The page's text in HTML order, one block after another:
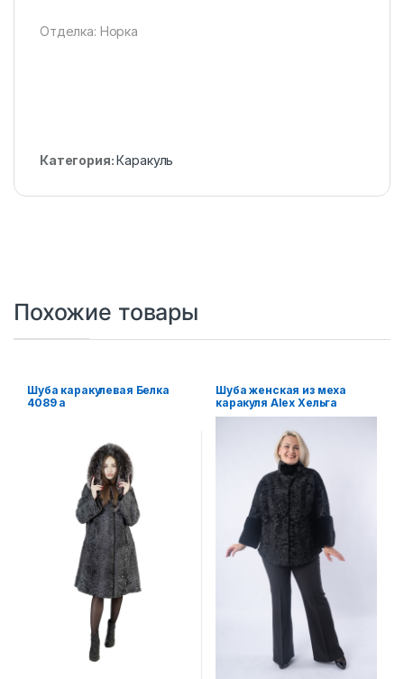
Отделка: Норка
Категория:Каракуль
Похожие товары
Шуба каракулевая Белка
4089 а
Шуба женская из меха
каракуля Alex Хельга